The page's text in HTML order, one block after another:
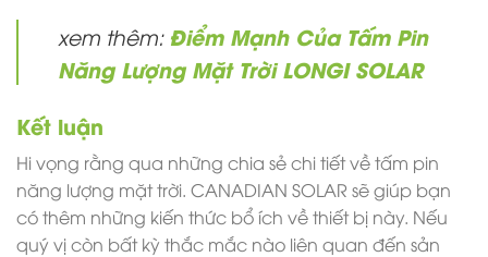
xem thêm: Điểm Mạnh Của Tấm Pin
Năng Lượng Mặt Trời LONGI SOLAR
Kết luận
Hi vọng rằng qua những chia sẻ chi tiết về tấm pin
năng lượng mặt trời. CANADIAN SOLAR sẽ giúp bạn
có thêm những kiến thức bổ ích về thiết bị này. Nếu
quý vị còn bất kỳ thắc mắc nào liên quan đến sản